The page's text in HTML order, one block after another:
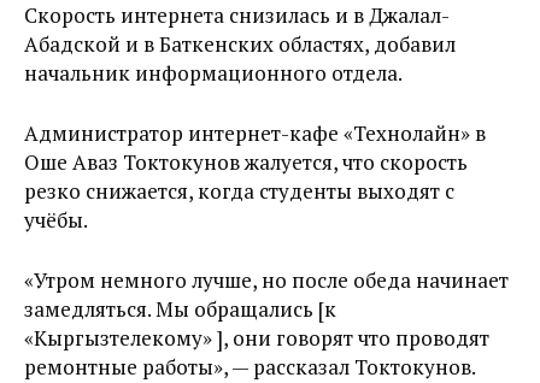
Скорость интернета снизилась и в Джалал-
Абадской и в Баткенских областях, добавил
начальник информационного отдела.
Администратор интернет-кафе «Технолайн» в
Оше Аваз Токтокунов жалуется, что скорость
резко снижается, когда студенты выходят с
учёбы.
«Утром немного лучше, но после обеда начинает
замедляться. Мы обращались [к
«Кыргызтелекому» ], они говорят что проводят
ремонтные работы», — рассказал Токтокунов.